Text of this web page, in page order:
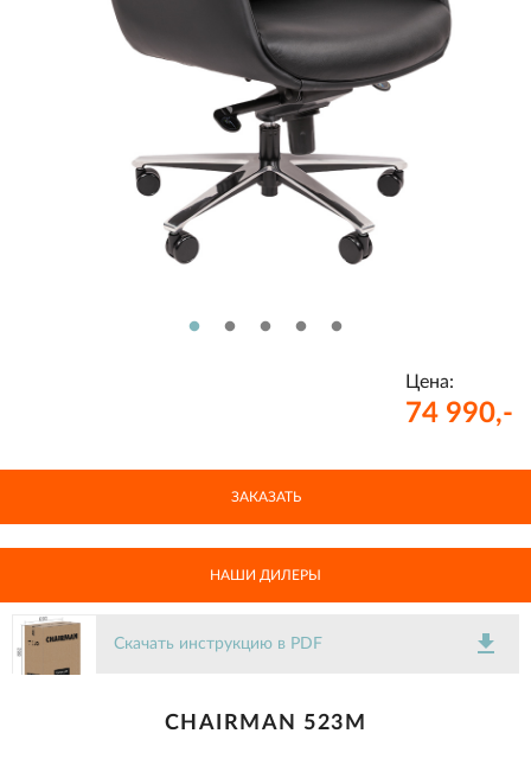
Цена:
74 990,-
ЗАКАЗАТЬ
НАШИ ДИЛЕРЫ
Скачать инструкцию в PDF get_app
CHAIRMAN 523М